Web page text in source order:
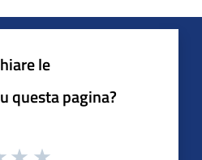
le
questa pagina?